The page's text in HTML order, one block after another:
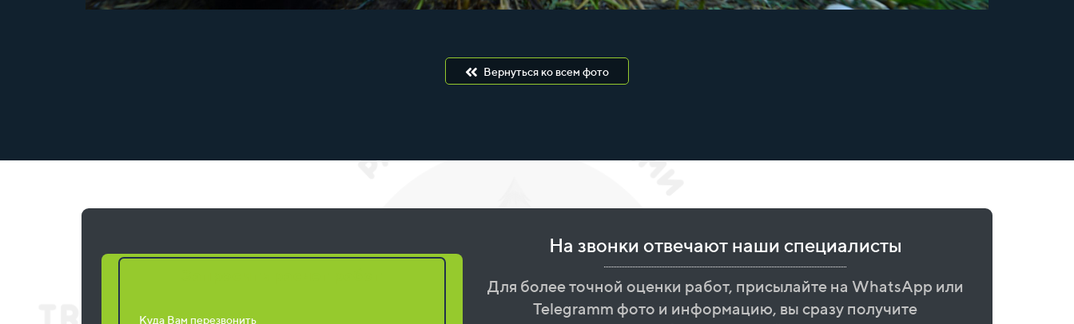
Вернуться ко всем фото
Куда Вам перезвонить
На звонки отвечают наши специалисты
Для более точной оценки работ, присылайте на WhatsApp или
Telegramm фото и информацию, вы сразу получите